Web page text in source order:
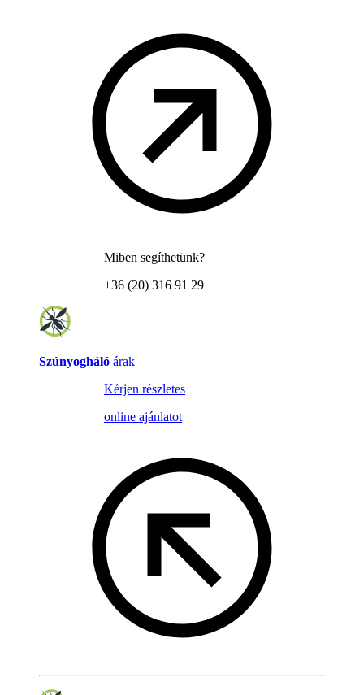
Miben segíthetünk?
+36 (20) 316 91 29
Szúnyogháló árak
Kérjen részletes
online ajánlatot